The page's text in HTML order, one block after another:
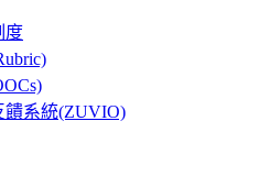
度
饋系統(ZUVIO)